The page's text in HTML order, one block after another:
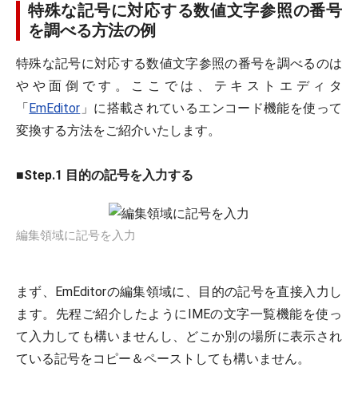
特殊な記号に対応する数値文字参照の番号
を調べる方法の例
特殊な記号に対応する数値文字参照の番号を調べるのは
やや面倒です。ここでは、テキストエディタ
「EmEditor 」に搭載されているエンコード機能を使って
変換する方法をご紹介いたします。
■Step.1 目的の記号を入力する
編集領域に記号を入力
まず、EmEditorの編集領域に、目的の記号を直接入力し
ます。先程ご紹介したようにIMEの文字一覧機能を使っ
て入力しても構いませんし、どこか別の場所に表示され
ている記号をコピー＆ペーストしても構いません。